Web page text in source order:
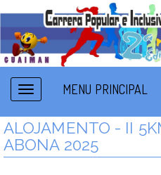
MENU PRINCIPAL
ALOJAMENTO - II
ABONA 2025